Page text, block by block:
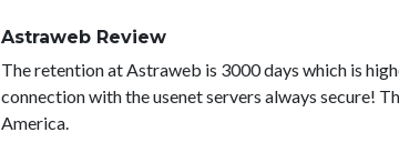
Astraweb Review
The retention at Astraweb is 3000 days which is
connection with the usenet servers always secure!
America.